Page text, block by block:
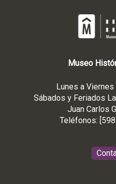
Museo
Lunes a
Sábados y Feriados
Juan Carlos
Teléfonos: